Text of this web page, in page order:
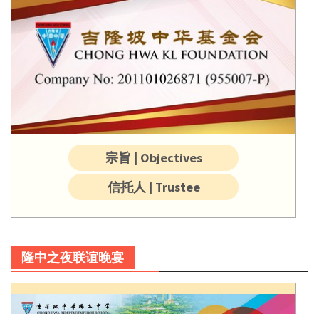
宗旨 | Objectives
信托人 | Trustee
隆中之夜联谊晚宴